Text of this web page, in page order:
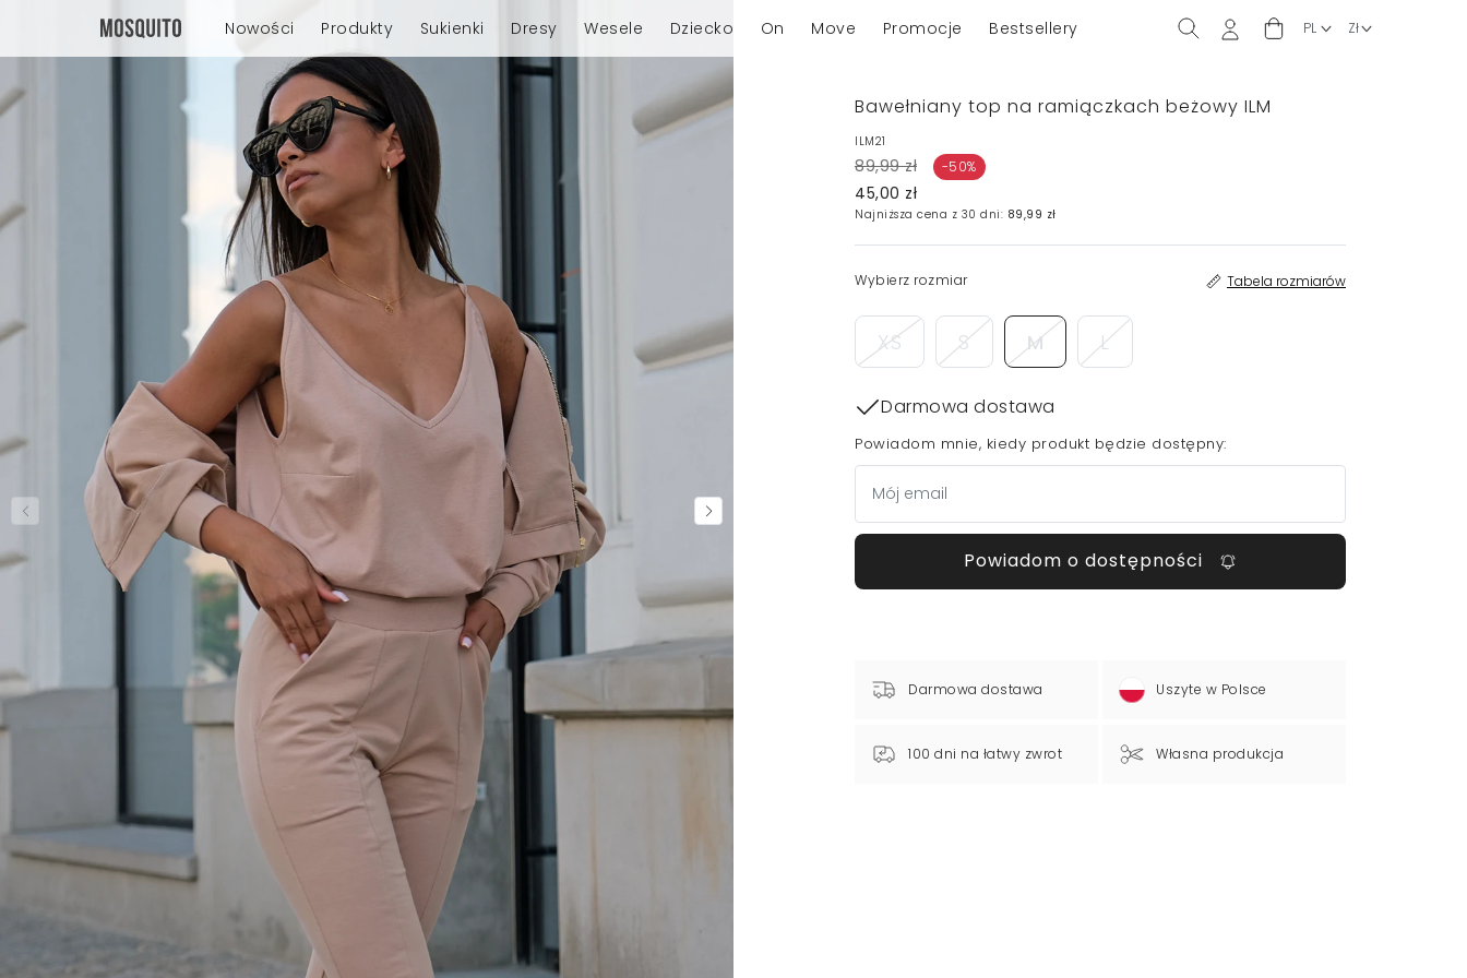
Nowości Produkty Sukienki Dresy Wesele Dziecko On Move Promocje Bestsellery
Bawełniany top na ramiączkach beżowy ILM
ILM21
89,99 zł -50%
45,00 zł
Najniższa cena z 30 dni: 89,99 zł
Wybierz rozmiar Tabela rozmiarów
XS S M L
Darmowa dostawa
Powiadom mnie, kiedy produkt będzie dostępny:
Powiadom o dostępności
Darmowa dostawa Uszyte w Polsce
100 dni na łatwy zwrot Własna produkcja